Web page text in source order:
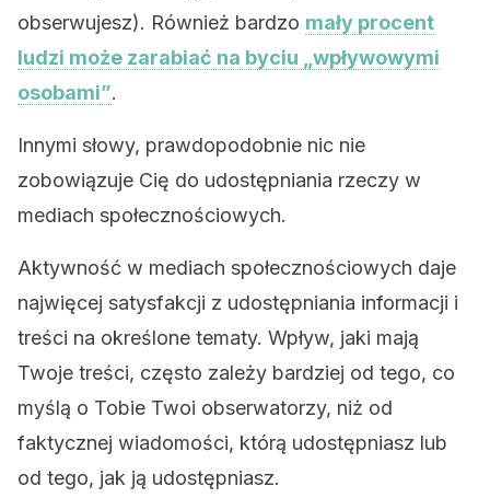
obserwujesz). Również bardzo mały procent
ludzi może zarabiać na byciu „wpływowymi
osobami”.
Innymi słowy, prawdopodobnie nic nie
zobowiązuje Cię do udostępniania rzeczy w
mediach społecznościowych.
Aktywność w mediach społecznościowych daje
najwięcej satysfakcji z udostępniania informacji i
treści na określone tematy. Wpływ, jaki mają
Twoje treści, często zależy bardziej od tego, co
myślą o Tobie Twoi obserwatorzy, niż od
faktycznej wiadomości, którą udostępniasz lub
od tego, jak ją udostępniasz.